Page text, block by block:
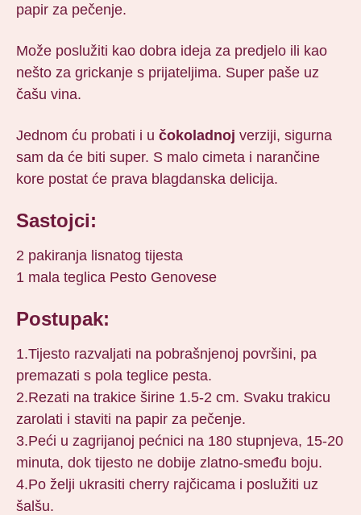
papir za pečenje.
Može poslužiti kao dobra ideja za predjelo ili kao
nešto za grickanje s prijateljima. Super paše uz
čašu vina.
Jednom ću probati i u čokoladnoj verziji, sigurna
sam da će biti super. S malo cimeta i narančine
kore postat će prava blagdanska delicija.
Sastojci:
2 pakiranja lisnatog tijesta
1 mala teglica Pesto Genovese
Postupak:
1.Tijesto razvaljati na pobrašnjenoj površini, pa
premazati s pola teglice pesta.
2.Rezati na trakice širine 1.5-2 cm. Svaku trakicu
zarolati i staviti na papir za pečenje.
3.Peći u zagrijanoj pećnici na 180 stupnjeva, 15-20
minuta, dok tijesto ne dobije zlatno-smeđu boju.
4.Po želji ukrasiti cherry rajčicama i poslužiti uz
šalšu.